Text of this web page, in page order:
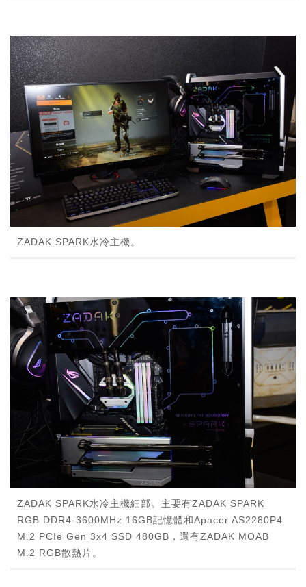
ZADAK SPARK水冷主機。
ZADAK SPARK水冷主機細部。主要有ZADAK SPARK
RGB DDR4-3600MHz 16GB記憶體和Apacer AS2280P4
M.2 PCIe Gen 3x4 SSD 480GB，還有ZADAK MOAB
M.2 RGB散熱片。